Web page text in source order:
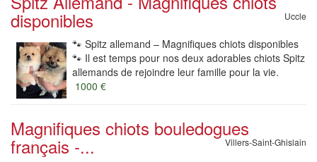
disponibles Uccle
🐾 Spitz allemand – Magnifiques chiots disponibles
🐾 Il est temps pour nos deux adorables chiots Spitz
allemands de rejoindre leur famille pour la vie.
1000 €
Magnifiques chiots bouledogues
français -... Villers-Saint-Ghislain